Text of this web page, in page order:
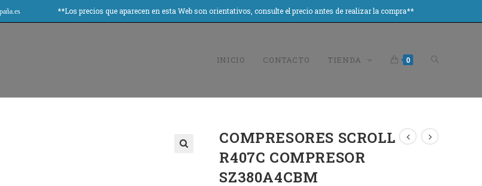
**Los precios que aparecen en esta Web son orientativos, consulte el precio antes de realizar la compra**
INICIO CONTACTO TIENDA 0
COMPRESORES SCROLL
R407C COMPRESOR
SZ380A4CBM